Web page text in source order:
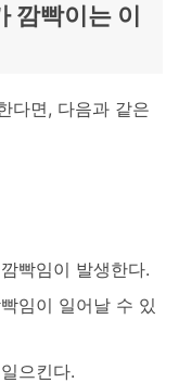
깜빡이는 이
다면, 다음과 같은
빡임이 발생한다.
임이 일어날 수 있
으킨다.